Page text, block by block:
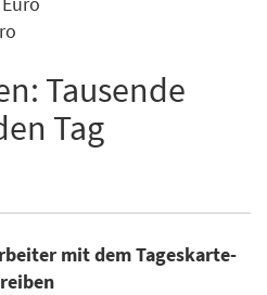
Tausende
Tag
mit dem Tageskarte-